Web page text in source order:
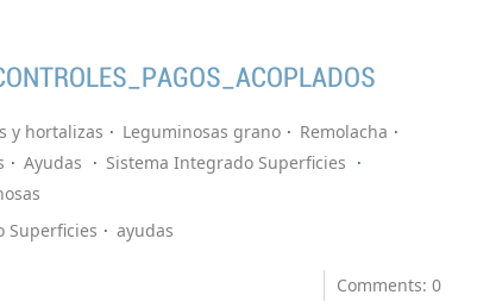
y hortalizas Leguminosas grano
Remolacha
Ayudas
Sistema Integrado Superficies
Superficies ayudas
Comments: 0